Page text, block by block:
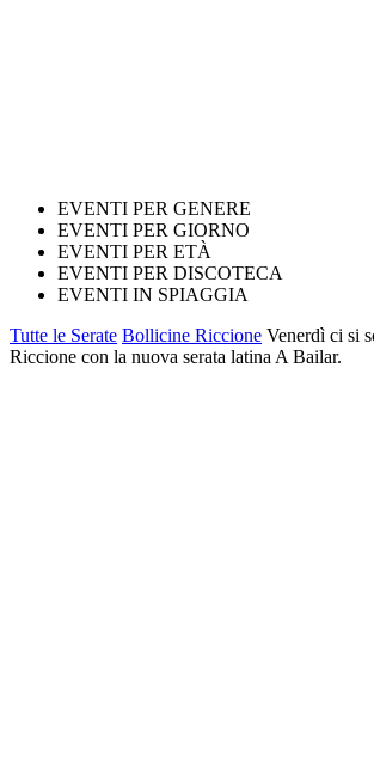
EVENTI PER GENERE
EVENTI PER GIORNO
EVENTI PER ETÀ
EVENTI PER DISCOTECA
EVENTI IN SPIAGGIA
Tutte le Serate Bollicine Riccione Venerdì ci si
Riccione con la nuova serata latina A Bailar.